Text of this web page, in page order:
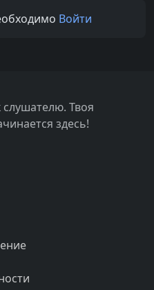
Войти
Твоя
здесь!